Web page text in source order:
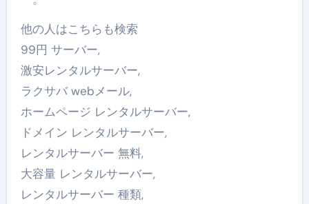
他の人はこちらも検索
99円 サーバー,
激安レンタルサーバー,
ラクサバ webメール,
ホームページ レンタルサーバー,
ドメイン レンタルサーバー,
レンタルサーバー 無料,
大容量 レンタルサーバー,
レンタルサーバー 種類,